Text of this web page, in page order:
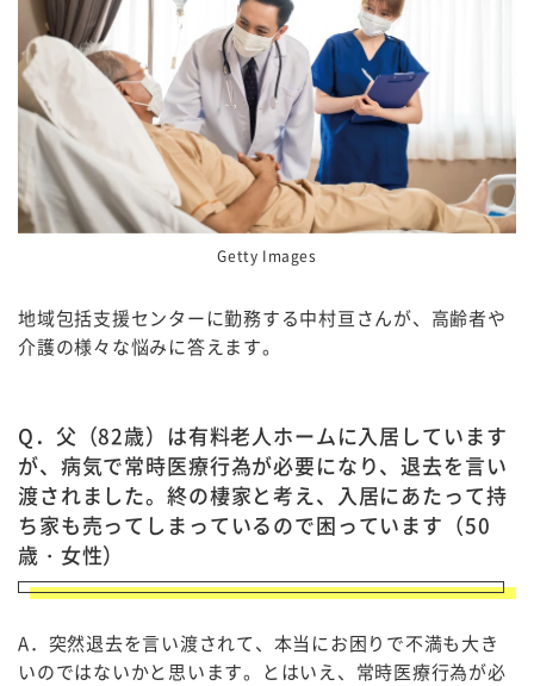
Getty Images
地域包括支援センターに勤務する中村亘さんが、高齢者や
介護の様々な悩みに答えます。
Q．父（82歳）は有料老人ホームに入居しています
が、病気で常時医療行為が必要になり、退去を言い
渡されました。終の棲家と考え、入居にあたって持
ち家も売ってしまっているので困っています（50
歳・女性）
A．突然退去を言い渡されて、本当にお困りで不満も大き
いのではないかと思います。とはいえ、常時医療行為が必